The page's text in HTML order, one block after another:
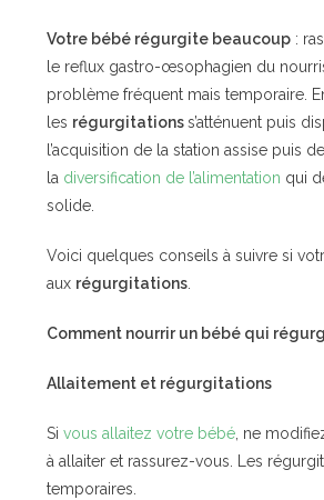
Votre bébé régurgite beaucoup :
le reflux gastro-œsophagien du
problème fréquent mais temporaire.
les régurgitationss’atténuent puis
l’acquisition de la station assise puis
la diversification de l’alimentation qui
solide.
Voici quelques conseils à suivre si
aux régurgitations.
Comment nourrir un bébé qui
Allaitement et régurgitations
Sivous allaitez votre bébé, ne
à allaiter et rassurez-vous. Les
temporaires.